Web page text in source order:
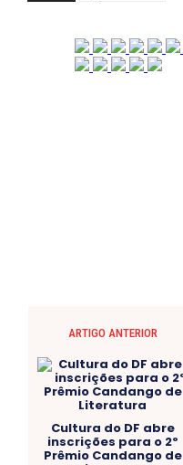
ARTIGO ANTERIOR
Cultura do DF abre
inscrições para o 2º
Prêmio Candango de